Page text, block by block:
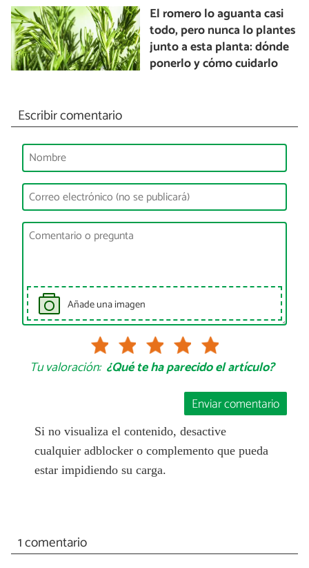
El romero lo aguanta casi
todo, pero nunca lo plantes
junto a esta planta: dónde
ponerlo y cómo cuidarlo
Escribir comentario
Añade una imagen
Tu valoración: ¿Qué te ha parecido el artículo?
Enviar comentario
Si no visualiza el contenido, desactive
cualquier adblocker o complemento que pueda
estar impidiendo su carga.
1 comentario